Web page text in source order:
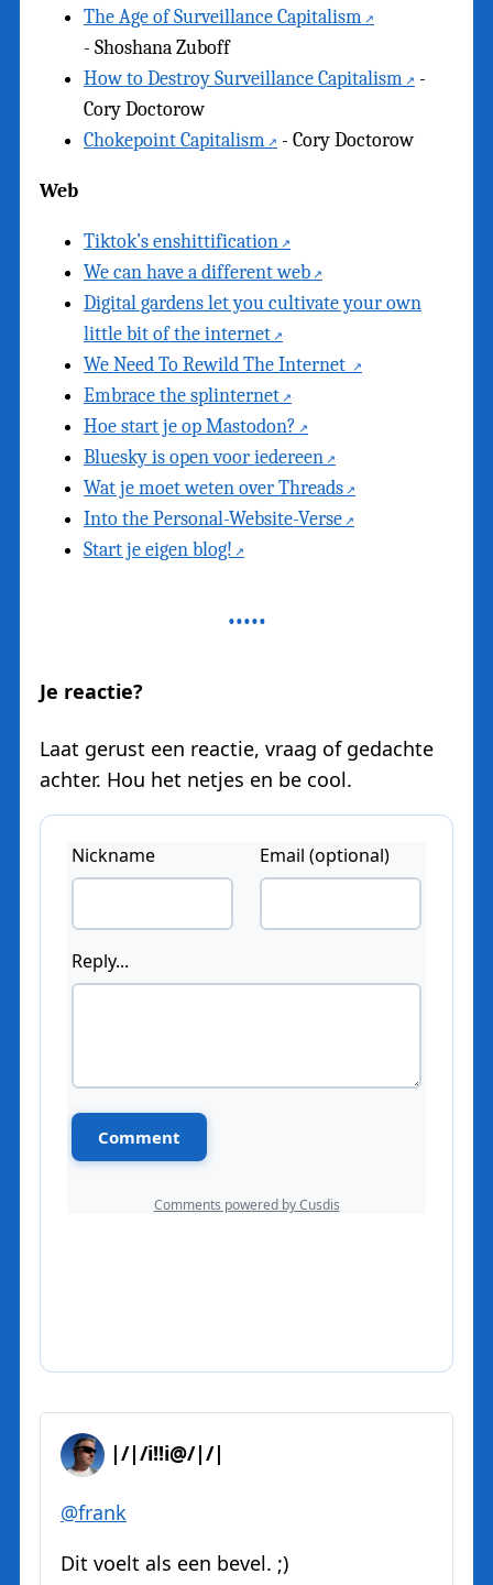
The Age of Surveillance Capitalism
- Shoshana Zuboff
How to Destroy Surveillance Capitalism
-
Cory Doctorow
Chokepoint Capitalism
- Cory Doctorow
Web
Tiktok’s enshittification
We can have a different web
Digital gardens let you cultivate your own
little bit of the internet
We Need To Rewild The Internet
Embrace the splinternet
Hoe start je op Mastodon?
Bluesky is open voor iedereen
Wat je moet weten over Threads
Into the Personal-Website-Verse
Start je eigen blog!
Je reactie?
Laat gerust een reactie, vraag of gedachte
achter. Hou het netjes en be cool.
|/|/i!!i@/|/|
@frank
Dit voelt als een bevel. ;)